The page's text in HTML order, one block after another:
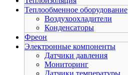
Теплообменное оборудование
Воздухоохладители
Конденсаторы
Фреон
Электронные компоненты
Датчики давления
Мониторинг